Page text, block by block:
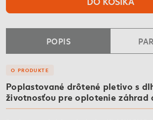
POPIS
O PRODUKTE
Poplastované drôtené pletivo s
životnosťou pre oplotenie záhrad